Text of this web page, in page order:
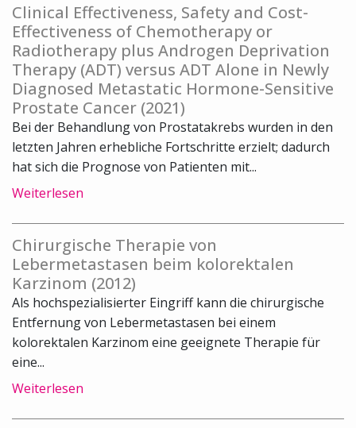
Clinical Effectiveness, Safety and Cost-
Effectiveness of Chemotherapy or
Radiotherapy plus Androgen Deprivation
Therapy (ADT) versus ADT Alone in Newly
Diagnosed Metastatic Hormone-Sensitive
Prostate Cancer (2021)
Bei der Behandlung von Prostatakrebs wurden in den
letzten Jahren erhebliche Fortschritte erzielt; dadurch
hat sich die Prognose von Patienten mit...
Weiterlesen
Chirurgische Therapie von
Lebermetastasen beim kolorektalen
Karzinom (2012)
Als hochspezialisierter Eingriff kann die chirurgische
Entfernung von Lebermetastasen bei einem
kolorektalen Karzinom eine geeignete Therapie für
eine...
Weiterlesen